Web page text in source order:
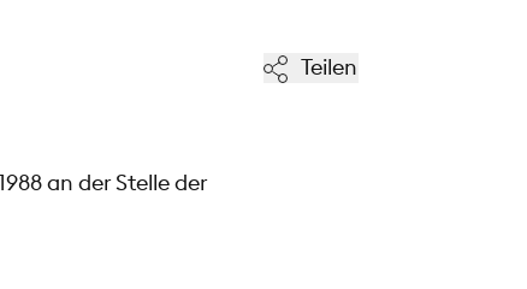
an der Stelle der
Teilen